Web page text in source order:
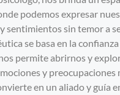
podemos expresar
sentimientos sin temor a
se basa en la
permite abrirnos y
y preocupaciones
en un aliado y guía